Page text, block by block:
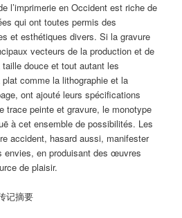
l’imprimerie en Occident est riche de
qui ont toutes permis des
et esthétiques divers. Si la gravure
vecteurs de la production et de
douce et tout autant les
comme la lithographie et la
ont ajouté leurs spécifications
trace peinte et gravure, le monotype
à cet ensemble de possibilités. Les
accident, hasard aussi, manifester
envies, en produisant des œuvres
de plaisir.
记摘要